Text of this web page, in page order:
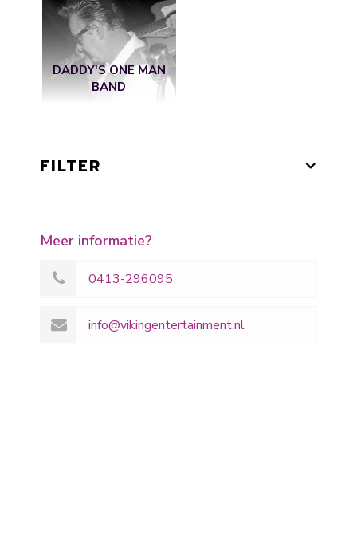
DADDY'S ONE MAN
BAND
FILTER
Meer informatie?
0413-296095
info@vikingentertainment.nl